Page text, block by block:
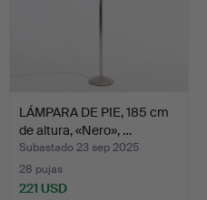
LÁMPARA DE PIE, 185 cm
de altura, «Nero», …
Subastado 23 sep 2025
28 pujas
221 USD